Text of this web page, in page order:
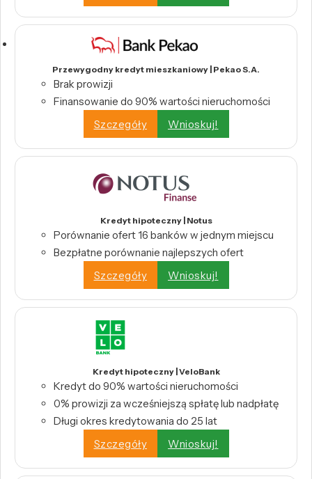
Przewygodny kredyt mieszkaniowy | Pekao S.A.
Brak prowizji
Finansowanie do 90% wartości nieruchomości
Szczegóły
Wnioskuj!
Kredyt hipoteczny | Notus
Porównanie ofert 16 banków w jednym miejscu
Bezpłatne porównanie najlepszych ofert
Szczegóły
Wnioskuj!
Kredyt hipoteczny | VeloBank
Kredyt do 90% wartości nieruchomości
0% prowizji za wcześniejszą spłatę lub nadpłatę
Długi okres kredytowania do 25 lat
Szczegóły
Wnioskuj!